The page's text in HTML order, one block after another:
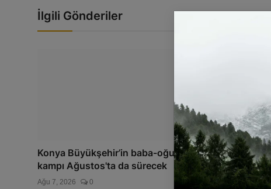
İlgili Gönderiler
Konya Büyükşehir’in baba-oğul
kampı Ağustos'ta da sürecek
Ağu 7, 2026 0
Manisa'da 25
Ağu 7, 2026 0